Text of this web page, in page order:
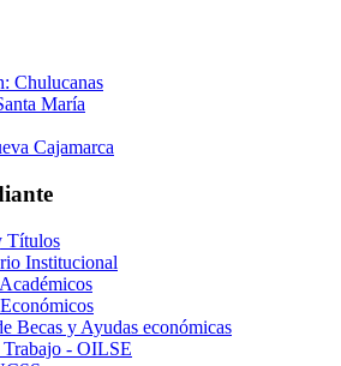
Chulucanas
María
Cajamarca
Títulos
Institucional
Becas y Ayudas económicas
Trabajo - OILSE